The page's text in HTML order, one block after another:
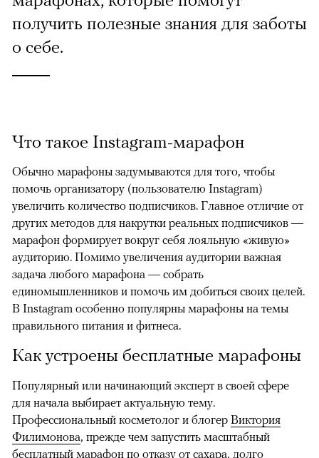
получить полезные знания для заботы
о себе.
Что такое Instagram-марафон
Обычно марафоны задумываются для того, чтобы
помочь организатору (пользователю Instagram)
увеличить количество подписчиков. Главное отличие от
других методов для накрутки реальных подписчиков —
марафон формирует вокруг себя лояльную «живую»
аудиторию. Помимо увеличения аудитории важная
задача любого марафона — собрать
единомышленников и помочь им добиться своих целей.
В Instagram особенно популярны марафоны на темы
правильного питания и фитнеса.
Как устроены бесплатные марафоны
Популярный или начинающий эксперт в своей сфере
для начала выбирает актуальную тему.
Профессиональный косметолог и блогер Виктория
Филимонова, прежде чем запустить масштабный
бесплатный марафон по отказу от сахара, долго